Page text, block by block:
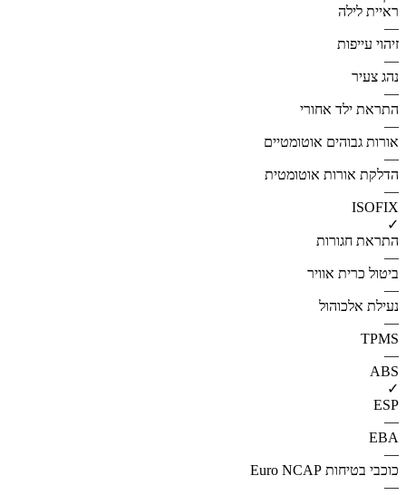
ראיית לילה
—
זיהוי עייפות
—
נהג צעיר
—
התראת ילד אחורי
—
אורות גבוהים אוטומטיים
—
הדלקת אורות אוטומטית
—
ISOFIX
✓
התראת חגורות
—
ביטול כרית אוויר
—
נעילת אלכוהול
—
TPMS
—
ABS
✓
ESP
—
EBA
—
כוכבי בטיחות Euro NCAP
—